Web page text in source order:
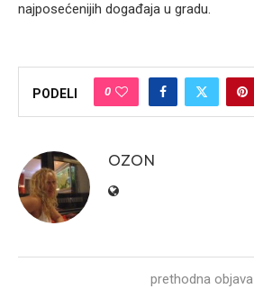
najposećenijih događaja u gradu.
PODELI 0
OZON
prethodna objava